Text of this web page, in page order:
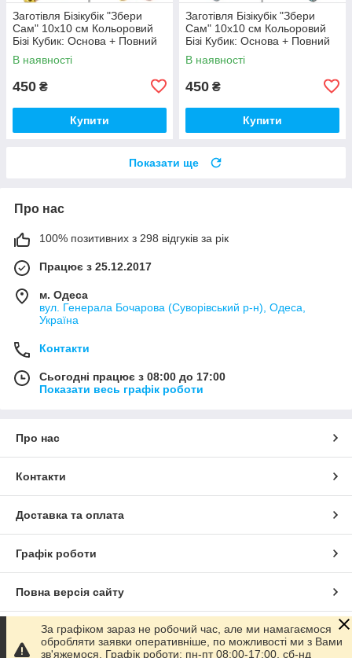
Заготівля Бізікубік "Збери
Сам" 10х10 см Кольоровий
Бізі Кубик: Основа + Повний
Комплект (в Розібраному
Виді) Кубік Бізи, Рожевий
В наявності
450 ₴
Купити
Заготівля Бізікубік "Збери
Сам" 10х10 см Кольоровий
Бізі Кубик: Основа + Повний
Комплект (в Розібраному
Виді) Кубік Бізи,Блакитний
В наявності
450 ₴
Купити
Показати ще
Про нас
100% позитивних з 298 відгуків за рік
Працює з 25.12.2017
м. Одеса
вул. Генерала Бочарова (Суворівський р-н), Одеса,
Україна
Контакти
Сьогодні працює з 08:00 до 17:00
Показати весь графік роботи
Про нас
Контакти
Доставка та оплата
Графік роботи
Повна версія сайту
Сайт створено на маркетплейсіProm.ua
За графіком зараз не робочий час, але ми намагаємося
обробляти заявки оперативніше, по можливості ми з Вами
зв'яжемося. Графік роботи: пн-пт 08:00-17:00, сб-нд